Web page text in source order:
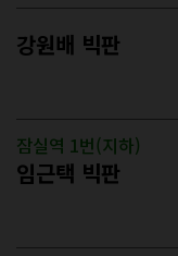
강원배 빅판
잠실역 1번(지하)
임근택 빅판